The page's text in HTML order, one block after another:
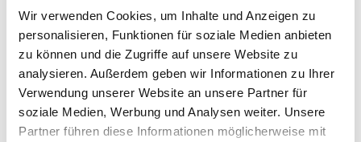
Wir verwenden Cookies, um Inhalte und Anzeigen zu
personalisieren, Funktionen für soziale Medien anbieten
zu können und die Zugriffe auf unsere Website zu
analysieren. Außerdem geben wir Informationen zu Ihrer
Verwendung unserer Website an unsere Partner für
soziale Medien, Werbung und Analysen weiter. Unsere
Partner führen diese Informationen möglicherweise mit